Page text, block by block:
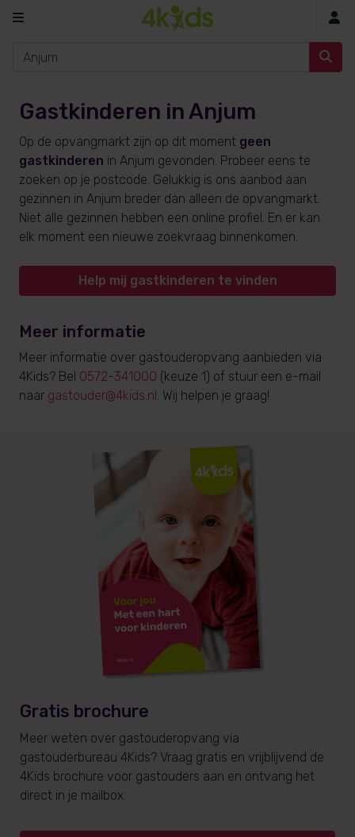
Gastkinderen in Anjum
Op de opvangmarkt zijn op dit moment geen
gastkinderen in Anjum gevonden. Probeer eens te
zoeken op je postcode. Gelukkig is ons aanbod aan
gezinnen in Anjum breder dan alleen de opvangmarkt.
Niet alle gezinnen hebben een online profiel. En er kan
elk moment een nieuwe zoekvraag binnenkomen.
Help mij gastkinderen te vinden
Meer informatie
Meer informatie over gastouderopvang aanbieden via
4Kids? Bel 0572-341000 (keuze 1) of stuur een e-mail
naar gastouder@4kids.nl. Wij helpen je graag!
Gratis brochure
Meer weten over gastouderopvang via
gastouderbureau 4Kids? Vraag gratis en vrijblijvend de
4Kids brochure voor gastouders aan en ontvang het
direct in je mailbox.